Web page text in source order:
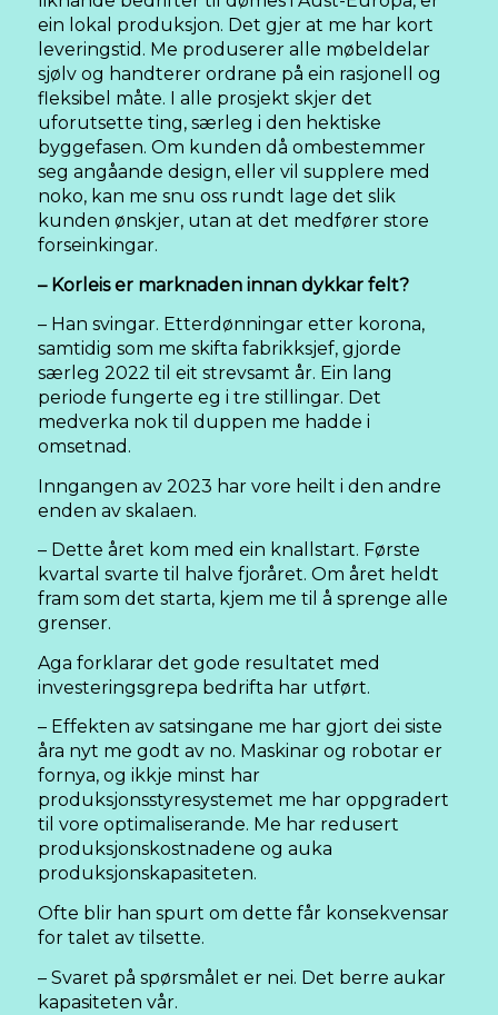
ein lokal produksjon. Det gjer at me har kort
leveringstid. Me produserer alle møbeldelar
sjølv og handterer ordrane på ein rasjonell og
fleksibel måte. I alle prosjekt skjer det
uforutsette ting, særleg i den hektiske
byggefasen. Om kunden då ombestemmer
seg angåande design, eller vil supplere med
noko, kan me snu oss rundt lage det slik
kunden ønskjer, utan at det medfører store
forseinkingar.
– Korleis er marknaden innan dykkar felt?
– Han svingar. Etterdønningar etter korona,
samtidig som me skifta fabrikksjef, gjorde
særleg 2022 til eit strevsamt år. Ein lang
periode fungerte eg i tre stillingar. Det
medverka nok til duppen me hadde i
omsetnad.
Inngangen av 2023 har vore heilt i den andre
enden av skalaen.
– Dette året kom med ein knallstart. Første
kvartal svarte til halve fjoråret. Om året heldt
fram som det starta, kjem me til å sprenge alle
grenser.
Aga forklarar det gode resultatet med
investeringsgrepa bedrifta har utført.
– Effekten av satsingane me har gjort dei siste
åra nyt me godt av no. Maskinar og robotar er
fornya, og ikkje minst har
produksjonsstyresystemet me har oppgradert
til vore optimaliserande. Me har redusert
produksjonskostnadene og auka
produksjonskapasiteten.
Ofte blir han spurt om dette får konsekvensar
for talet av tilsette.
– Svaret på spørsmålet er nei. Det berre aukar
kapasiteten vår.